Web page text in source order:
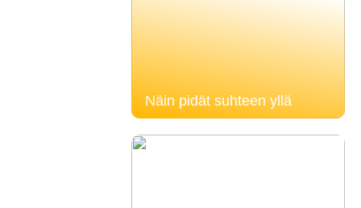
Näin pidät suhteen yllä